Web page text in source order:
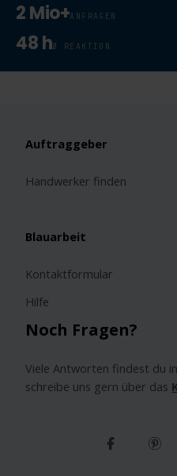
2 Mio+ANFRAGEN
48 hØ REAKTION
Noch Fragen?
Viele Antworten findest du
schreibe uns gern über das
Auftraggeber
Handwerker finden
Blauarbeit
Kontaktformular
Hilfe